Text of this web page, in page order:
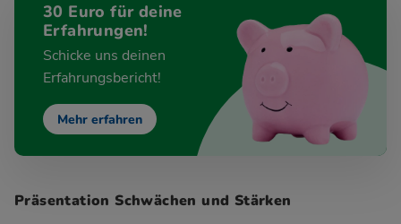
30 Euro für deine
Erfahrungen!
Schicke uns deinen
Erfahrungsbericht!
Mehr erfahren
Präsentation Schwächen und Stärken